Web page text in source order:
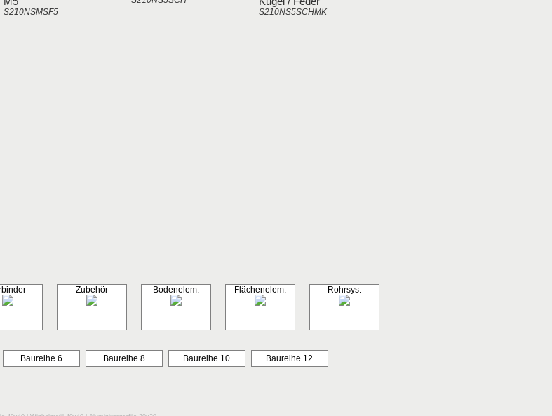
S210NSMSF5 S210NS5SCHMK
Zubehör Bodenelem. Flächenelem. Rohrsys.
Baureihe 6 Baureihe 8 Baureihe 10 Baureihe 12